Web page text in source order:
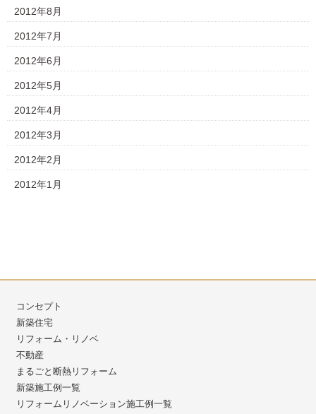
2012年8月
2012年7月
2012年6月
2012年5月
2012年4月
2012年3月
2012年2月
2012年1月
コンセプト
新築住宅
リフォーム・リノベ
不動産
まるごと断熱リフォーム
新築施工例一覧
リフォームリノベーション施工例一覧